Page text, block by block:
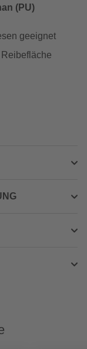
(PU)
geeignet